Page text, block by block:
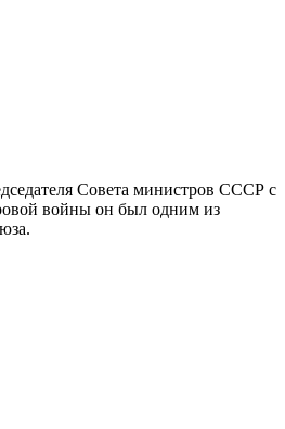
Совета министров СССР с
войны он был одним из